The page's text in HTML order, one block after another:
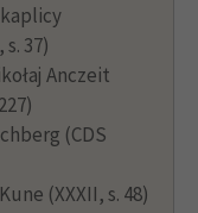
kaplicy
37)
Anczeit
(CDS
(XXXII, s. 48)